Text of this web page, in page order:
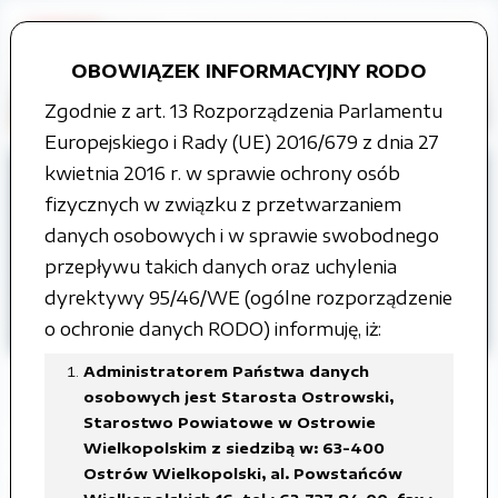
OBOWIĄZEK INFORMACYJNY RODO
Zgodnie z art. 13 Rozporządzenia Parlamentu
Europejskiego i Rady (UE) 2016/679 z dnia 27
kwietnia 2016 r. w sprawie ochrony osób
fizycznych w związku z przetwarzaniem
danych osobowych i w sprawie swobodnego
przepływu takich danych oraz uchylenia
dyrektywy 95/46/WE (ogólne rozporządzenie
o ochronie danych RODO) informuję, iż:
Administratorem Państwa danych
osobowych jest Starosta Ostrowski,
Starostwo Powiatowe w Ostrowie
Wielkopolskim z siedzibą w: 63-400
Ostrów Wielkopolski, al. Powstańców
Strona główna
Grupy tematyczne
Informacja o środowisku i jego ochronie
Instalacje wytwarzające pola
elektromagnetyczne
Gmina Sośnie
Zmiana zgłoszenia instalacji wytwarzającej
pola elektromagnetyczne, oznaczonej jako